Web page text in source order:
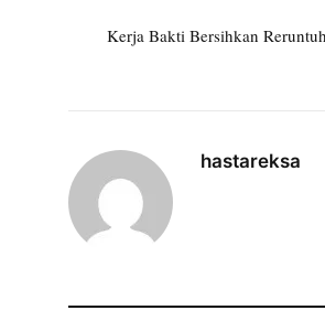
Kerja Bakti Bersihkan
hastareksa